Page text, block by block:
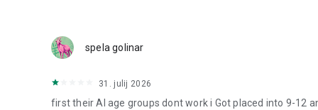
spela golinar
31. julij 2026
first their AI age groups dont work i Got placed into 9-12